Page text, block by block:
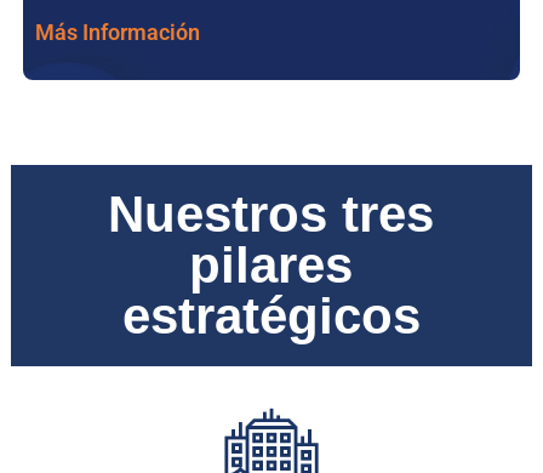
Más Información
Nuestros tres
pilares
estratégicos